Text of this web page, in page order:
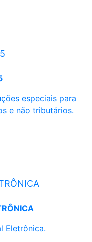
especiais para
e não tributários.
Eletrônica.